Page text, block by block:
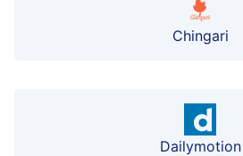
Chingari
Dailymotion